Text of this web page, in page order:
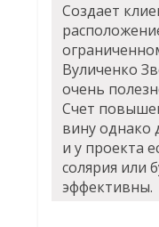
Создает
Вуличенко
очень
Счет
вину однако
и у проекта
солярия или
эффективны.